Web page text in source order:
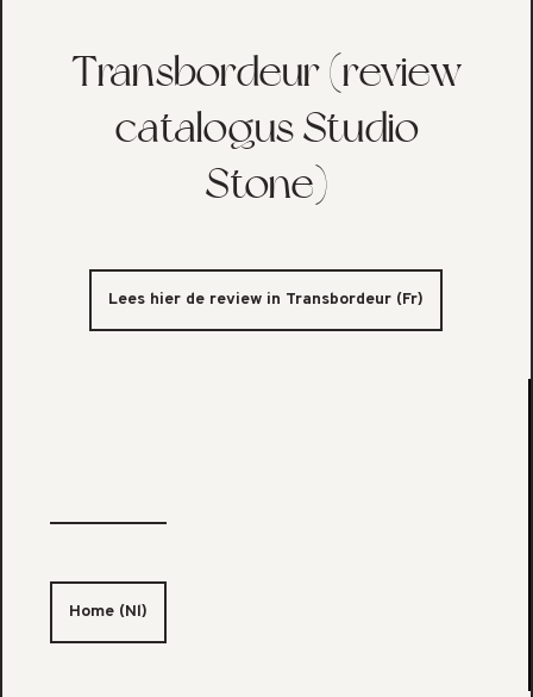
Transbordeur (review
catalogus Studio
Stone)
Lees hier de review in Transbordeur (Fr)
Home (Nl)